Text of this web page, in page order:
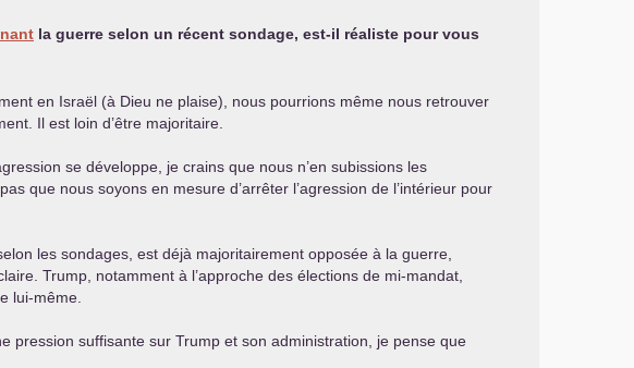
la guerre selon un récent sondage, est-il réaliste pour vous
en Israël (à Dieu ne plaise), nous pourrions même nous retrouver
Il est loin d’être majoritaire.
se développe, je crains que nous n’en subissions les
que nous soyons en mesure d’arrêter l’agression de l’intérieur pour
les sondages, est déjà majoritairement opposée à la guerre,
Trump, notamment à l’approche des élections de mi-mandat,
lui-même.
pression suffisante sur Trump et son administration, je pense que